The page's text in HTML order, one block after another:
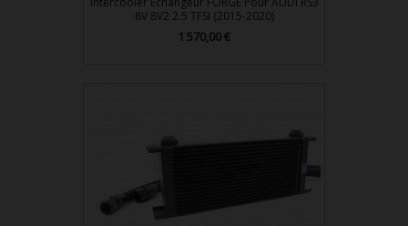
8V 8V2 2.5 TFSI (2015-2020)
Prix
1 570,00 €